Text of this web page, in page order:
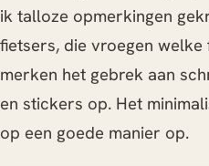
ik talloze opmerkingen
fietsers, die vroegen welke
merken het gebrek aan
en stickers op. Het
op een goede manier op.